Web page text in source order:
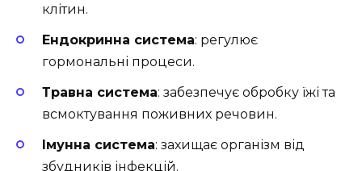
клітин.
Ендокринна система: регулює
гормональні процеси.
Травна система: забезпечує обробку їжі та
всмоктування поживних речовин.
Імунна система: захищає організм від
збудників інфекцій.